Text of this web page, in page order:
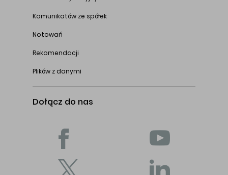
Komunikatów ze spółek
Notowań
Rekomendacji
Plików z danymi
Dołącz do nas